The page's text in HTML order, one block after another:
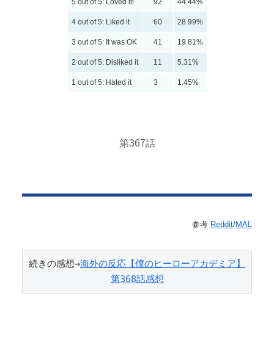
5 out of 5: Loved it! 92 44.44%
4 out of 5: Liked it 60 28.99%
3 out of 5: It was OK 41 19.81%
2 out of 5: Disliked it 11 5.31%
1 out of 5: Hated it 3 1.45%
第367話
参考 Reddit/MAL
続きの感想→海外の反応【僕のヒーローアカデミア】
第368話感想